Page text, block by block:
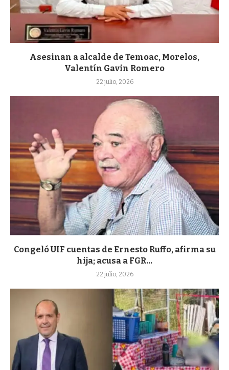
Asesinan a alcalde de Temoac, Morelos,
Valentín Gavin Romero
22 julio, 2026
Congeló UIF cuentas de Ernesto Ruffo, afirma su
hija; acusa a FGR...
22 julio, 2026